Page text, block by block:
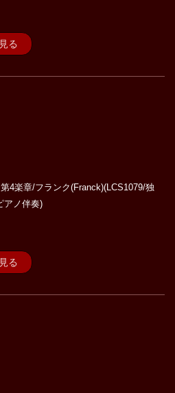
る
4楽章/フランク(Franck)(LCS1079/独
アノ伴奏)
る